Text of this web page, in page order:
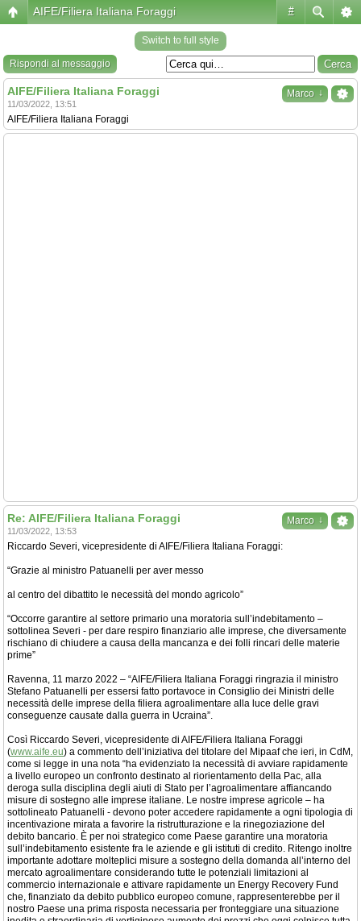
#
AIFE/Filiera Italiana Foraggi
Switch to full style
Rispondi al messaggio
Marco ↓
AIFE/Filiera Italiana Foraggi
11/03/2022, 13:51
AIFE/Filiera Italiana Foraggi
Marco ↓
Re: AIFE/Filiera Italiana Foraggi
11/03/2022, 13:53
Riccardo Severi, vicepresidente di AIFE/Filiera Italiana Foraggi:
“Grazie al ministro Patuanelli per aver messo
al centro del dibattito le necessità del mondo agricolo”
“Occorre garantire al settore primario una moratoria sull’indebitamento –
sottolinea Severi - per dare respiro finanziario alle imprese, che diversamente
rischiano di chiudere a causa della mancanza e dei folli rincari delle materie
prime”
Ravenna, 11 marzo 2022 – “AIFE/Filiera Italiana Foraggi ringrazia il ministro
Stefano Patuanelli per essersi fatto portavoce in Consiglio dei Ministri delle
necessità delle imprese della filiera agroalimentare alla luce delle gravi
conseguenze causate dalla guerra in Ucraina”.
Così Riccardo Severi, vicepresidente di AIFE/Filiera Italiana Foraggi
(www.aife.eu) a commento dell’iniziativa del titolare del Mipaaf che ieri, in CdM,
come si legge in una nota “ha evidenziato la necessità di avviare rapidamente
a livello europeo un confronto destinato al riorientamento della Pac, alla
deroga sulla disciplina degli aiuti di Stato per l’agroalimentare affiancando
misure di sostegno alle imprese italiane. Le nostre imprese agricole – ha
sottolineato Patuanelli - devono poter accedere rapidamente a ogni tipologia di
incentivazione mirata a favorire la ristrutturazione e la rinegoziazione del
debito bancario. È per noi strategico come Paese garantire una moratoria
sull’indebitamento esistente fra le aziende e gli istituti di credito. Ritengo inoltre
importante adottare molteplici misure a sostegno della domanda all’interno del
mercato agroalimentare considerando tutte le potenziali limitazioni al
commercio internazionale e attivare rapidamente un Energy Recovery Fund
che, finanziato da debito pubblico europeo comune, rappresenterebbe per il
nostro Paese una prima risposta necessaria per fronteggiare una situazione